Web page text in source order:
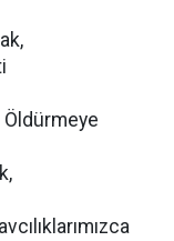
Öldürmeye